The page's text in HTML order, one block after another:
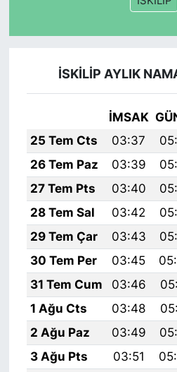
İSKİLİP AYLIK
İMSAK
25 Tem Cts
03:37
26 Tem Paz
03:39
27 Tem Pts
03:40
28 Tem Sal
03:42
29 Tem Çar
03:43
30 Tem Per
03:45
31 Tem Cum
03:46
1 Ağu Cts
03:48
2 Ağu Paz
03:49
3 Ağu Pts
03:51